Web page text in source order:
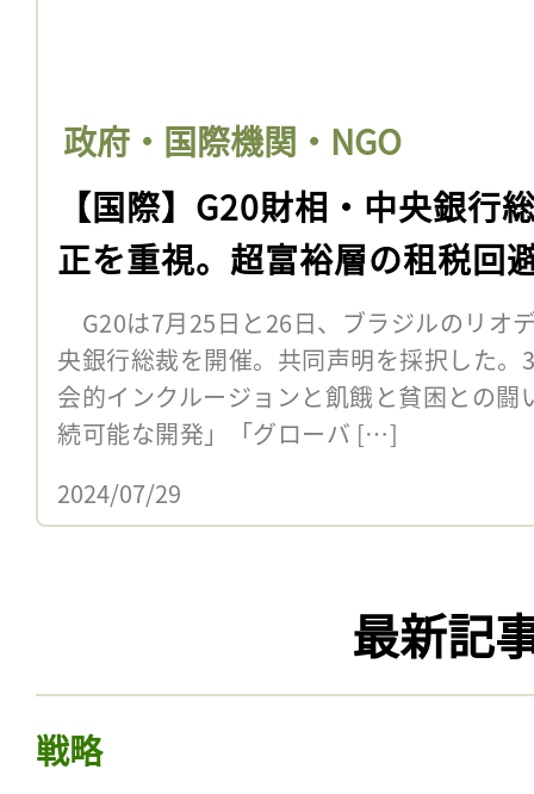
政府・国際機関・NGO
【国際】G20財相・中央銀行
正を重視。超富裕層の租税回
G20は7月25日と26日、ブラジルのリオ
央銀行総裁を開催。共同声明を採択した。
会的インクルージョンと飢餓と貧困との
続可能な開発」「グローバ […]
2024/07/29
最新記
戦略